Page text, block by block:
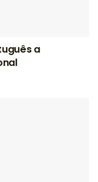
a